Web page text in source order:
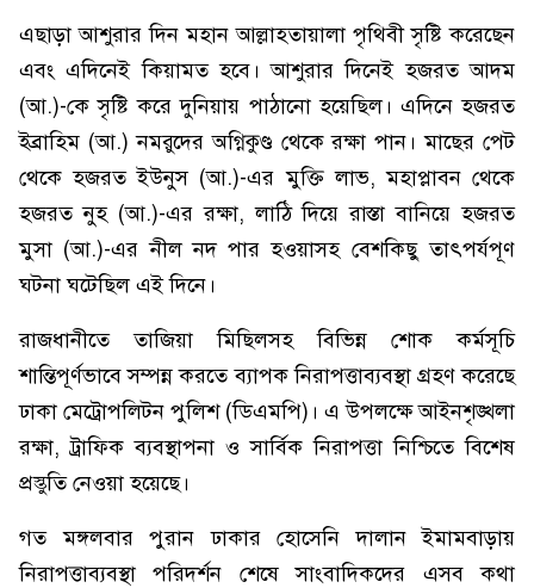
এছাড়া আশুরার দিন মহান আল্লাহতায়ালা পৃথিবী সৃষ্টি করেছেন
এবং এদিনেই কিয়ামত হবে। আশুরার দিনেই হজরত আদম
(আ.)-কে সৃষ্টি করে দুনিয়ায় পাঠানো হয়েছিল। এদিনে হজরত
ইব্রাহিম (আ.) নমরুদের অগ্নিকুণ্ড থেকে রক্ষা পান। মাছের পেট
থেকে হজরত ইউনুস (আ.)-এর মুক্তি লাভ, মহাপ্লাবন থেকে
হজরত নুহ (আ.)-এর রক্ষা, লাঠি দিয়ে রাস্তা বানিয়ে হজরত
মুসা (আ.)-এর নীল নদ পার হওয়াসহ বেশকিছু তাৎপর্যপূণ
ঘটনা ঘটেছিল এই দিনে।
রাজধানীতে তাজিয়া মিছিলসহ বিভিন্ন শোক কর্মসূচি
শান্তিপূর্ণভাবে সম্পন্ন করতে ব্যাপক নিরাপত্তাব্যবস্থা গ্রহণ করেছে
ঢাকা মেট্রোপলিটন পুলিশ (ডিএমপি)। এ উপলক্ষে আইনশৃঙ্খলা
রক্ষা, ট্রাফিক ব্যবস্থাপনা ও সার্বিক নিরাপত্তা নিশ্চিতে বিশেষ
প্রস্তুতি নেওয়া হয়েছে।
গত মঙ্গলবার পুরান ঢাকার হোসেনি দালান ইমামবাড়ায়
নিরাপত্তাব্যবস্থা পরিদর্শন শেষে সাংবাদিকদের এসব কথা